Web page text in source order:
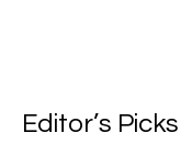
Editor’s Picks